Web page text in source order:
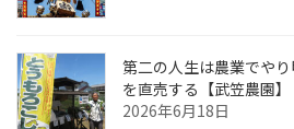
第二の人生は農業でや
を直売する【武笠農園】
2026年6月18日